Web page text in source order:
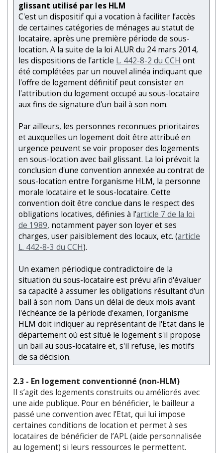
glissant utilisé par les HLM
C'est un dispositif qui a vocation à faciliter l’accès
de certaines catégories de ménages au statut de
locataire, après une première période de sous-
location. A la suite de la loi ALUR du 24 mars 2014,
les dispositions de l'article L. 442-8-2 du CCH ont
été complétées par un nouvel alinéa indiquant que
l'offre de logement définitif peut consister en
l'attribution du logement occupé au sous-locataire
aux fins de signature d'un bail à son nom.
Par ailleurs, les personnes reconnues prioritaires
et auxquelles un logement doit être attribué en
urgence peuvent se voir proposer des logements
en sous-location avec bail glissant. La loi prévoit la
conclusion d'une convention annexée au contrat de
sous-location entre l'organisme HLM, la personne
morale locataire et le sous-locataire. Cette
convention doit être conclue dans le respect des
obligations locatives, définies à l'article 7 de la loi
de 1989, notamment payer son loyer et ses
charges, user paisiblement des locaux, etc. (article
L. 442-8-3 du CCH).
Un examen périodique contradictoire de la
situation du sous-locataire est prévu afin d'évaluer
sa capacité à assumer les obligations résultant d'un
bail à son nom. Dans un délai de deux mois avant
l'échéance de la période d'examen, l'organisme
HLM doit indiquer au représentant de l'Etat dans le
département où est situé le logement s'il propose
un bail au sous-locataire et, s'il refuse, les motifs
de sa décision.
2.3 - En logement conventionné (non-HLM)
Il s’agit des logements construits ou améliorés avec
une aide publique. Pour en bénéficier, le bailleur a
passé une convention avec l’Etat, qui lui impose
certaines conditions de location et permet à ses
locataires de bénéficier de l’APL (aide personnalisée
au logement) si leurs ressources le permettent.